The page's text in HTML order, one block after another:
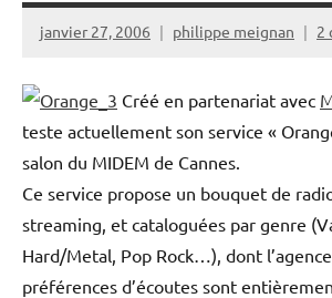
janvier 27, 2006 philippe meignan 2
Créé en partenariat avec
teste actuellement son service «
salon du MIDEM de Cannes.
Ce service propose un bouquet de
streaming, et cataloguées par genre
Hard/Metal, Pop Rock…), dont
préférences d’écoutes sont